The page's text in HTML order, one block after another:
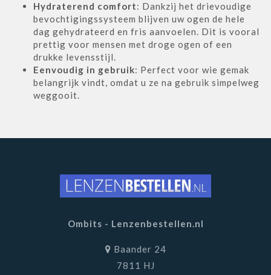
Hydraterend comfort: Dankzij het drievoudige
bevochtigingssysteem blijven uw ogen de hele
dag gehydrateerd en fris aanvoelen. Dit is vooral
prettig voor mensen met droge ogen of een
drukke levensstijl.
Eenvoudig in gebruik: Perfect voor wie gemak
belangrijk vindt, omdat u ze na gebruik simpelweg
weggooit.
Ombits - Lenzenbestellen.nl
Baander 24
7811 HJ